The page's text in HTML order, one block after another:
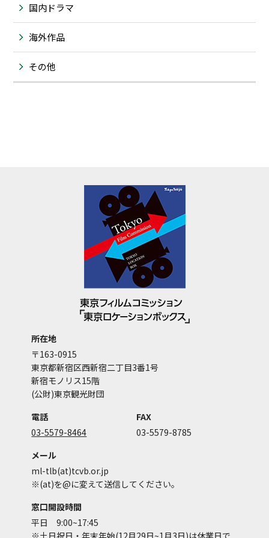
国内ドラマ
海外作品
その他
所在地
〒163-0915
東京都新宿区西新宿二丁目3番1号
新宿モノリス15階
(公財)東京観光財団
電話
03-5579-8464
FAX
03-5579-8785
メール
ml-tlb(at)tcvb.or.jp
※(at)を@に変えて送信してください。
窓口開設時間
平日 9:00~17:45
※土日祝日・年末年始(12月29日~1月3日)は休業日で